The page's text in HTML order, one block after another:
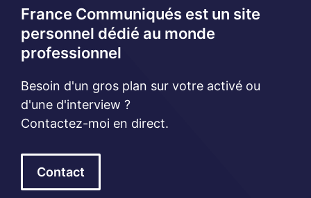
France Communiqués est un site
personnel dédié au monde
professionnel
Besoin d'un gros plan sur votre activé ou
d'une d'interview ?
Contactez-moi en direct.
Contact